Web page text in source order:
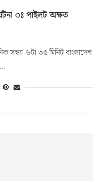
ঃ পাইলট অক্ষত
সন্ধ্যা ৬টা ৩৫ মিনিট বাংলাদেশ